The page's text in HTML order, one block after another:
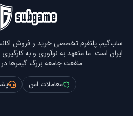
ساب‌گیم، پلتفرم تخصصی خرید و فروش
ایران است. ما متعهد به نوآوری و به
منفعت جامعه بزرگ گیمرها
معاملات امن